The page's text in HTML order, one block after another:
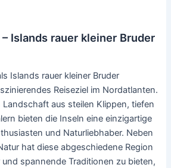
Islands rauer kleiner Bruder
Islands rauer kleiner Bruder
Reiseziel im Nordatlanten.
aus steilen Klippen, tiefen
bieten die Inseln eine einzigartige
und Naturliebhaber. Neben
hat diese abgeschiedene Region
spannende Traditionen zu bieten,